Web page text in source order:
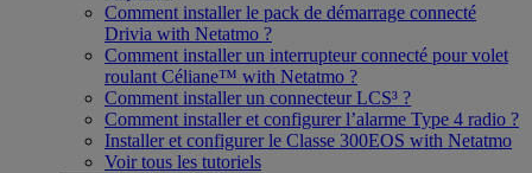
Comment installer le pack de démarrage connecté
Drivia with Netatmo ?
Comment installer un interrupteur connecté pour volet
roulant Céliane™ with Netatmo ?
Comment installer un connecteur LCS³ ?
Comment installer et configurer l’alarme Type 4 radio ?
Installer et configurer le Classe 300EOS with Netatmo
Voir tous les tutoriels